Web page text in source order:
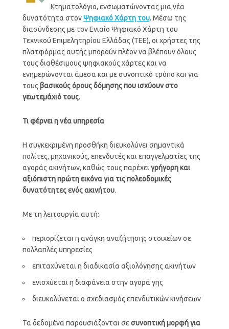
Κτηματολόγιο, ενσωματώνοντας μια νέα
δυνατότητα στονΨηφιακό Χάρτη του. Μέσω της
διασύνδεσης με τον Ενιαίο Ψηφιακό Χάρτη του
Τεχνικού Επιμελητηρίου Ελλάδας (ΤΕΕ), οι χρήστες της
πλατφόρμας αυτής μπορούν πλέον να βλέπουν όλους
τους διαθέσιμους ψηφιακούς χάρτες και να
ενημερώνονται άμεσα και με συνοπτικό τρόπο και για
τους βασικούς όρους δόμησης που ισχύουν στο
γεωτεμάχιό τους.
Τι φέρνει η νέα υπηρεσία
Η συγκεκριμένη προσθήκη διευκολύνει σημαντικά
πολίτες, μηχανικούς, επενδυτές και επαγγελματίες της
αγοράς ακινήτων, καθώς τους παρέχει γρήγορη και
αξιόπιστη πρώτη εικόνα για τις πολεοδομικές
δυνατότητες ενός ακινήτου.
Με τη λειτουργία αυτή:
περιορίζεται η ανάγκη αναζήτησης στοιχείων σε
πολλαπλές υπηρεσίες
επιταχύνεται η διαδικασία αξιολόγησης ακινήτων
ενισχύεται η διαφάνεια στην αγορά γης
διευκολύνεται ο σχεδιασμός επενδυτικών κινήσεων
Τα δεδομένα παρουσιάζονται σεσυνοπτική μορφή για